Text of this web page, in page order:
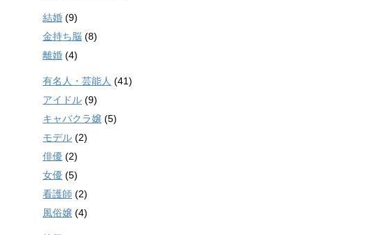
結婚 (9)
金持ち脳 (8)
離婚 (4)
有名人・芸能人 (41)
アイドル (9)
キャバクラ嬢 (5)
モデル (2)
俳優 (2)
女優 (5)
看護師 (2)
風俗嬢 (4)